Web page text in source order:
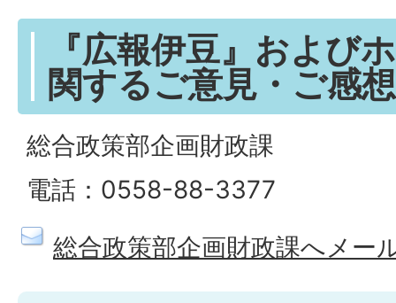
『広報伊豆』および
関するご意見・ご感
総合政策部企画財政課
電話：0558-88-3377
総合政策部企画財政課へメー